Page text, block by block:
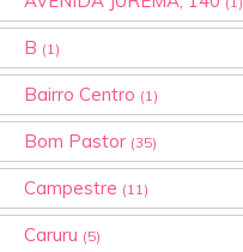
B (1)
Bairro Centro (1)
Bom Pastor (35)
Campestre (11)
Caruru (5)